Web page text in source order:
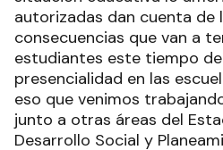
autorizadas dan cuenta de
consecuencias que van a
estudiantes este tiempo
presencialidad en las
eso que venimos
junto a otras áreas del
Desarrollo Social y